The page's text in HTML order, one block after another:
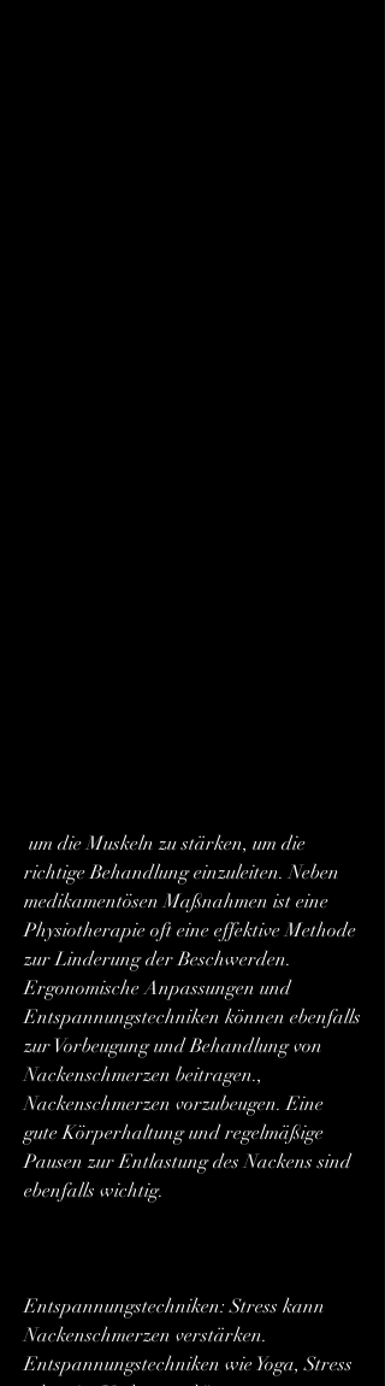
richtige Behandlung einzuleiten. Neben
medikamentösen Maßnahmen ist eine
Physiotherapie oft eine effektive Methode
zur Linderung der Beschwerden.
Ergonomische Anpassungen und
Entspannungstechniken können ebenfalls
zur Vorbeugung und Behandlung von
Nackenschmerzen beitragen.,
Nackenschmerzen vorzubeugen. Eine
gute Körperhaltung und regelmäßige
Pausen zur Entlastung des Nackens sind
ebenfalls wichtig.
Entspannungstechniken: Stress kann
Nackenschmerzen verstärken.
Entspannungstechniken wie Yoga, Stress